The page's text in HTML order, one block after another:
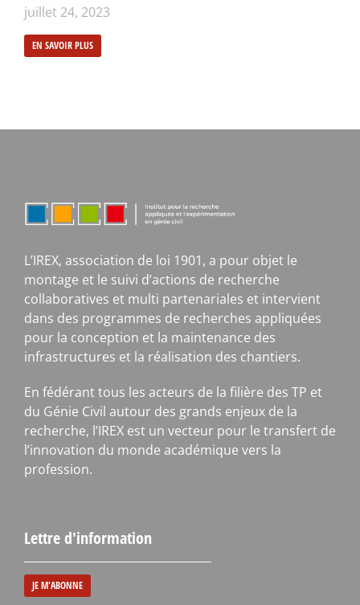
juillet 24, 2023
EN SAVOIR PLUS
L’IREX, association de loi 1901, a pour objet le
montage et le suivi d’actions de recherche
collaboratives et multi partenariales et intervient
dans des programmes de recherches appliquées
pour la conception et la maintenance des
infrastructures et la réalisation des chantiers.
En fédérant tous les acteurs de la filière des TP et
du Génie Civil autour des grands enjeux de la
recherche, l’IREX est un vecteur pour le transfert de
l’innovation du monde académique vers la
profession.
Lettre d'information
JE M'ABONNE